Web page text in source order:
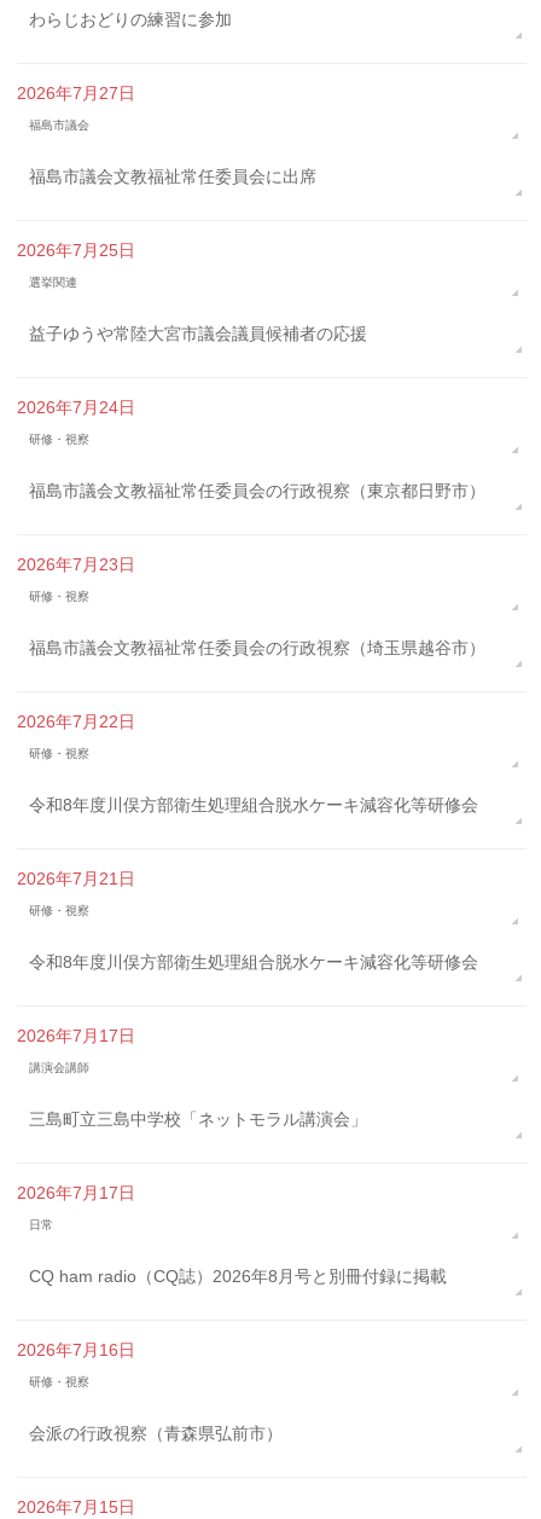
わらじおどりの練習に参加
2026年7月27日
福島市議会
福島市議会文教福祉常任委員会に出席
2026年7月25日
選挙関連
益子ゆうや常陸大宮市議会議員候補者の応援
2026年7月24日
研修・視察
福島市議会文教福祉常任委員会の行政視察（東京都日野市）
2026年7月23日
研修・視察
福島市議会文教福祉常任委員会の行政視察（埼玉県越谷市）
2026年7月22日
研修・視察
令和8年度川俣方部衛生処理組合脱水ケーキ減容化等研修会
2026年7月21日
研修・視察
令和8年度川俣方部衛生処理組合脱水ケーキ減容化等研修会
2026年7月17日
講演会講師
三島町立三島中学校「ネットモラル講演会」
2026年7月17日
日常
CQ ham radio（CQ誌）2026年8月号と別冊付録に掲載
2026年7月16日
研修・視察
会派の行政視察（青森県弘前市）
2026年7月15日